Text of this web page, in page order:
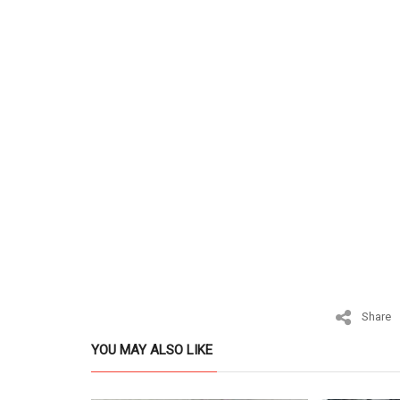
Share
YOU MAY ALSO LIKE